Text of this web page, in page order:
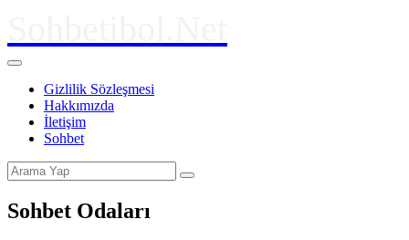
Gizlilik Sözleşmesi
Hakkımızda
İletişim
Sohbet
Sohbet Odaları